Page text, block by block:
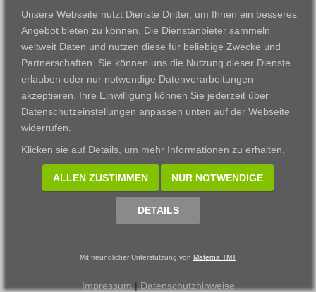
Kontakt
Download
Impressum
Datenschutzerklärung
Frankfurt am Main
Gießen
Kassel
Wiesbaden
Fortbildungszentrum
Zertifikatslehrgänge
Fortbildung
© 2002 - 2026 Materna TMT GmbH, powered by CARUSO
Unsere Webseite nutzt Dienste Dritter, um Ihnen ein besseres
Angebot bieten zu können. Die Dienstanbieter sammeln
weltweit Daten und nutzen diese für beliebige Zwecke und
Partnerschaften. Sie können uns die Nutzung dieser Dienste
erlauben oder nur notwendige Datenverarbeitungen
akzeptieren. Ihre Einwilligung können Sie jederzeit über
Datenschutzeinstellungen anpassen unten auf der Webseite
widerrufen.
Klicken sie auf Details, um mehr Informationen zu erhalten.
ALLEN ZUSTIMMEN NUR NOTWENDIGE
DETAILS
Mit freundlicher Unterstützung von Materna TMT
Impressum | Datenschutzhinweise